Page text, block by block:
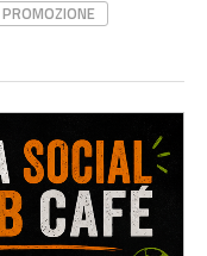
PROMOZIONE